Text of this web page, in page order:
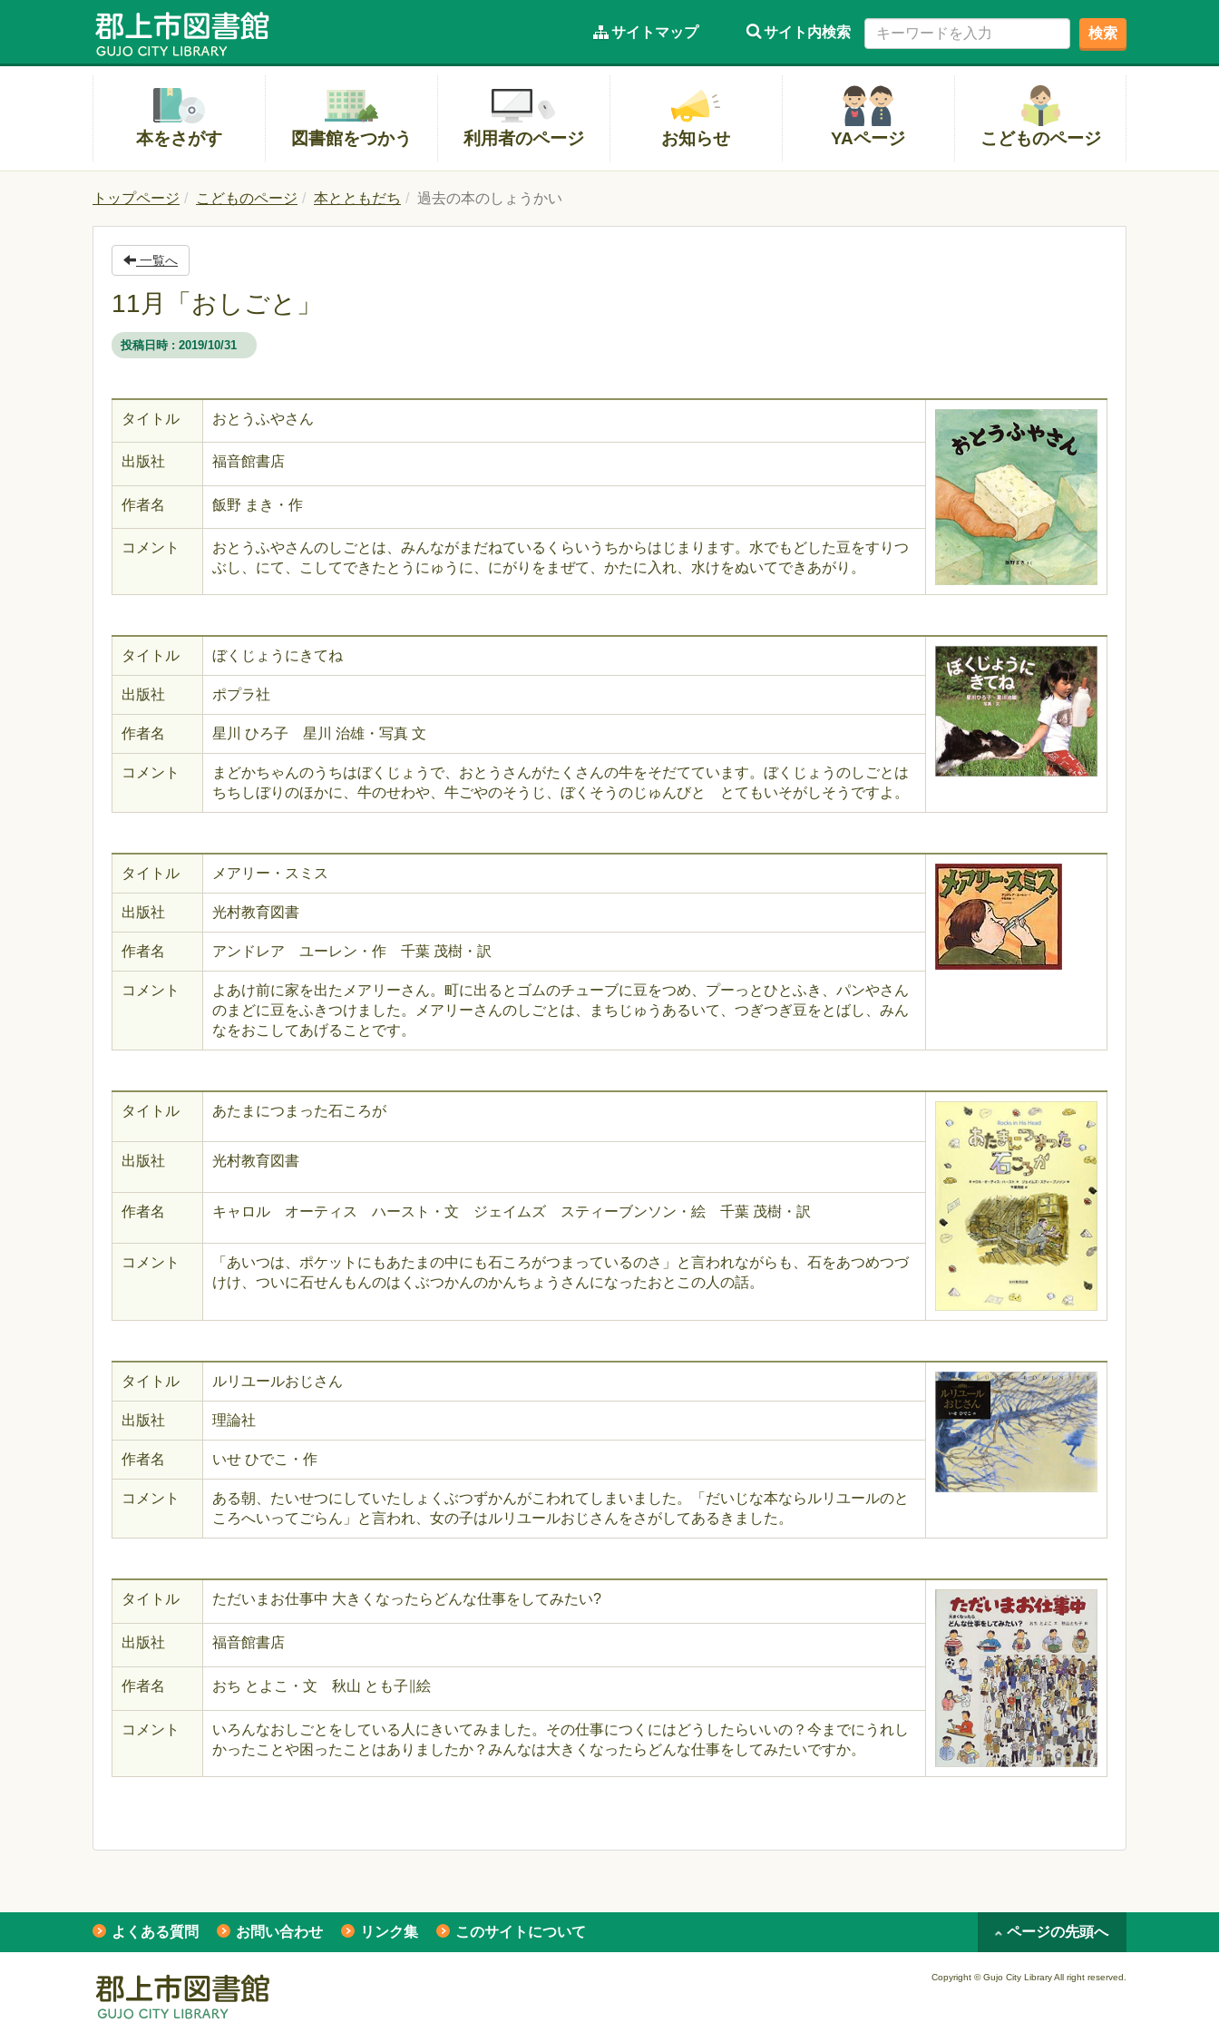
サイトマップ サイト内検索 検索
本をさがす 図書館をつかう 利用者のページ お知らせ YAページ こどものページ
トップページ こどものページ 本とともだち 過去の本のしょうかい
一覧へ
11月「おしごと」
投稿日時 : 2019/10/31
タイトル おとうふやさん
出版社 福音館書店
作者名 飯野 まき・作
コメント
おとうふやさんのしごとは、みんながまだねているくらいうちからはじまります。水でもどした豆をすりつ
ぶし、にて、こしてできたとうにゅうに、にがりをまぜて、かたに入れ、水けをぬいてできあがり。
タイトル ぼくじょうにきてね
出版社 ポプラ社
作者名 星川 ひろ子 星川 治雄・写真 文
コメント
まどかちゃんのうちはぼくじょうで、おとうさんがたくさんの牛をそだてています。ぼくじょうのしごとは
ちちしぼりのほかに、牛のせわや、牛ごやのそうじ、ぼくそうのじゅんびと とてもいそがしそうですよ。
タイトル メアリー・スミス
出版社 光村教育図書
作者名 アンドレア ユーレン・作 千葉 茂樹・訳
コメント
よあけ前に家を出たメアリーさん。町に出るとゴムのチューブに豆をつめ、プーっとひとふき、パンやさん
のまどに豆をふきつけました。メアリーさんのしごとは、まちじゅうあるいて、つぎつぎ豆をとばし、みん
なをおこしてあげることです。
タイトル あたまにつまった石ころが
出版社 光村教育図書
作者名 キャロル オーティス ハースト・文 ジェイムズ スティーブンソン・絵 千葉 茂樹・訳
コメント
「あいつは、ポケットにもあたまの中にも石ころがつまっているのさ」と言われながらも、石をあつめつづ
けけ、ついに石せんもんのはくぶつかんのかんちょうさんになったおとこの人の話。
タイトル ルリユールおじさん
出版社 理論社
作者名 いせ ひでこ・作
コメント
ある朝、たいせつにしていたしょくぶつずかんがこわれてしまいました。「だいじな本ならルリユールのと
ころへいってごらん」と言われ、女の子はルリユールおじさんをさがしてあるきました。
タイトル ただいまお仕事中 大きくなったらどんな仕事をしてみたい?
出版社 福音館書店
作者名 おち とよこ・文 秋山 とも子∥絵
コメント
いろんなおしごとをしている人にきいてみました。その仕事につくにはどうしたらいいの？今までにうれし
かったことや困ったことはありましたか？みんなは大きくなったらどんな仕事をしてみたいですか。
よくある質問 お問い合わせ リンク集 このサイトについて ページの先頭へ
Copyright © Gujo City Library All right reserved.